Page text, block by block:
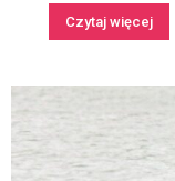
Czytaj więcej